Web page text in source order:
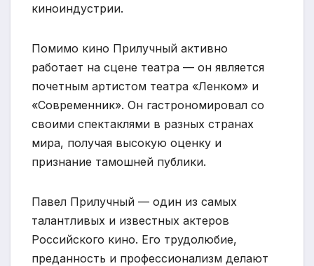
киноиндустрии.
Помимо кино Прилучный активно
работает на сцене театра — он является
почетным артистом театра «Ленком» и
«Современник». Он гастрономировал со
своими спектаклями в разных странах
мира, получая высокую оценку и
признание тамошней публики.
Павел Прилучный — один из самых
талантливых и известных актеров
Российского кино. Его трудолюбие,
преданность и профессионализм делают